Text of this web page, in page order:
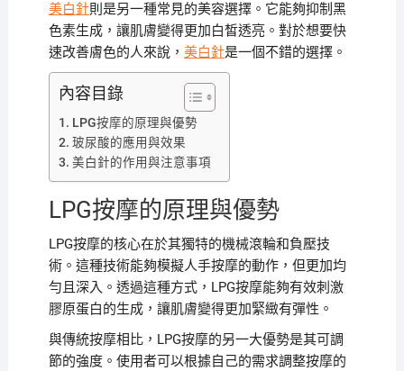
美白針則是另一種常見的美容選擇。它能夠抑制黑
色素生成，讓肌膚變得更加白皙透亮。對於想要快
速改善膚色的人來說， 美白針是一個不錯的選擇。
內容目錄
LPG按摩的原理與優勢
玻尿酸的應用與效果
美白針的作用與注意事項
LPG按摩的原理與優勢
LPG按摩的核心在於其獨特的機械滾輪和負壓技
術。這種技術能夠模擬人手按摩的動作，但更加均
勻且深入。透過這種方式，LPG按摩能夠有效刺激
膠原蛋白的生成，讓肌膚變得更加緊緻有彈性。
與傳統按摩相比，LPG按摩的另一大優勢是其可調
節的強度。使用者可以根據自己的需求調整按摩的